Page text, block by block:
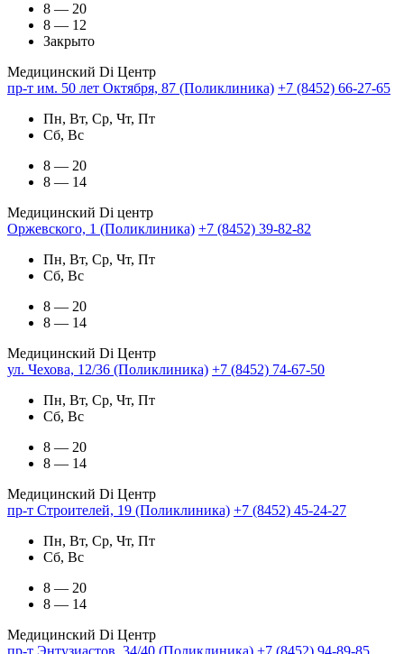
8 — 20
8 — 12
Закрыто
Медицинский Di Центр
пр-т им. 50 лет Октября, 87 (Поликлиника) +7 (8452) 66-27-65
Пн, Вт, Ср, Чт, Пт
Сб, Вс
8 — 20
8 — 14
Медицинский Di центр
Оржевского, 1 (Поликлиника) +7 (8452) 39-82-82
Пн, Вт, Ср, Чт, Пт
Сб, Вс
8 — 20
8 — 14
Медицинский Di Центр
ул. Чехова, 12/36 (Поликлиника) +7 (8452) 74-67-50
Пн, Вт, Ср, Чт, Пт
Сб, Вс
8 — 20
8 — 14
Медицинский Di Центр
пр-т Строителей, 19 (Поликлиника) +7 (8452) 45-24-27
Пн, Вт, Ср, Чт, Пт
Сб, Вс
8 — 20
8 — 14
Медицинский Di Центр